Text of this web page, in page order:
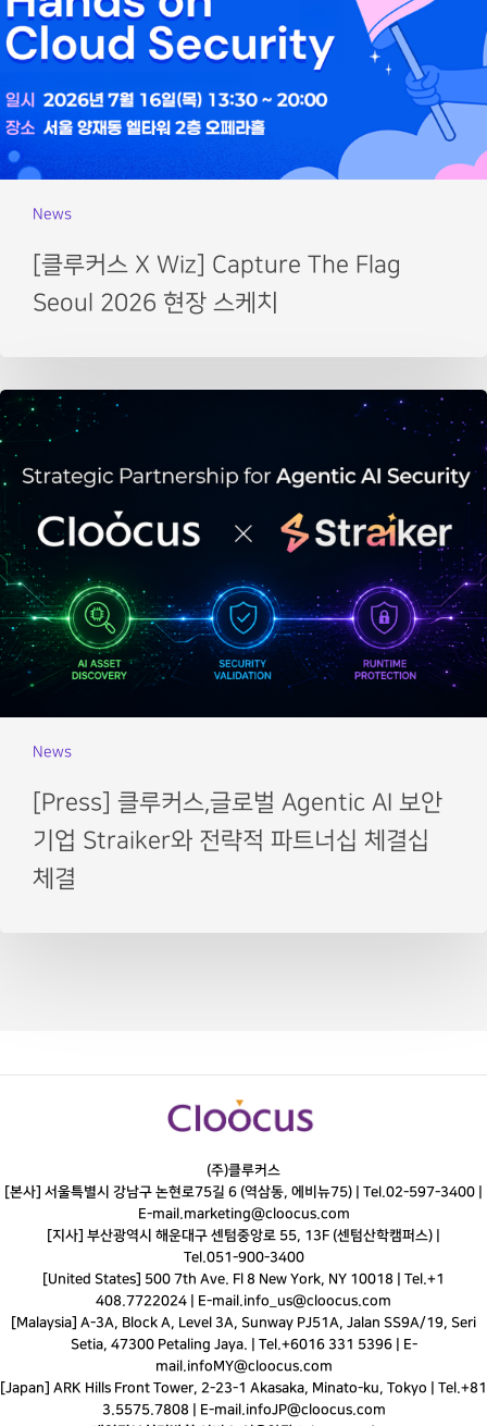
News
[클루커스 X Wiz] Capture The Flag
Seoul 2026 현장 스케치
News
[Press] 클루커스,글로벌 Agentic AI 보안
기업 Straiker와 전략적 파트너십 체결십
체결
(주)클루커스
[본사] 서울특별시 강남구 논현로75길 6 (역삼동, 에비뉴75) | Tel.02-597-3400
E-mail.marketing@cloocus.com
[지사] 부산광역시 해운대구 센텀중앙로 55, 13F (센텀산학캠퍼스) |
Tel.051-900-3400
[United States] 500 7th Ave. Fl 8 New York, NY 10018 | Tel.+1
408.7722024 | E-mail.info_us@cloocus.com
[Malaysia] A-3A, Block A, Level 3A, Sunway PJ51A, Jalan SS9A/19, Seri
Setia, 47300 Petaling Jaya. | Tel.+6016 331 5396 | E-
mail.infoMY@cloocus.com
[Japan] ARK Hills Front Tower, 2-23-1 Akasaka, Minato-ku, Tokyo | Tel.+81
3.5575.7808 | E-mail.infoJP@cloocus.com